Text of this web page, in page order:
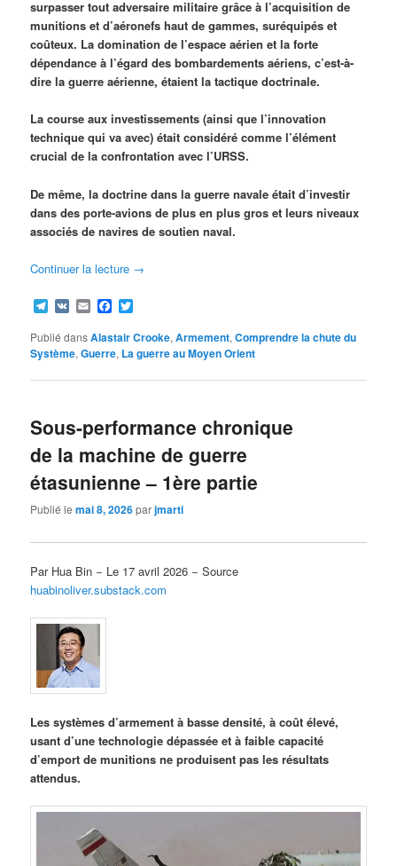
surpasser tout adversaire militaire grâce à l’acquisition de
munitions et d’aéronefs haut de gammes, suréquipés et
coûteux. La domination de l’espace aérien et la forte
dépendance à l’égard des bombardements aériens, c’est-à-
dire la guerre aérienne, étaient la tactique doctrinale.
La course aux investissements (ainsi que l’innovation
technique qui va avec) était considéré comme l’élément
crucial de la confrontation avec l’URSS.
De même, la doctrine dans la guerre navale était d’investir
dans des porte-avions de plus en plus gros et leurs niveaux
associés de navires de soutien naval.
Continuer la lecture →
Telegram
VK EmailFacebook
Publié dansAlastair Crooke,Armement,Comprendre la chute du
Système,Guerre, La guerre au Moyen Orient
Sous-performance chronique
de la machine de guerre
étasunienne – 1ère partie
Publié lemai 8, 2026parjmarti
Par Hua Bin − Le 17 avril 2026 − Source
huabinoliver.substack.com
Les systèmes d’armement à basse densité, à coût élevé,
usant d’une technologie dépassée et à faible capacité
d’emport de munitions ne produisent pas les résultats
attendus.